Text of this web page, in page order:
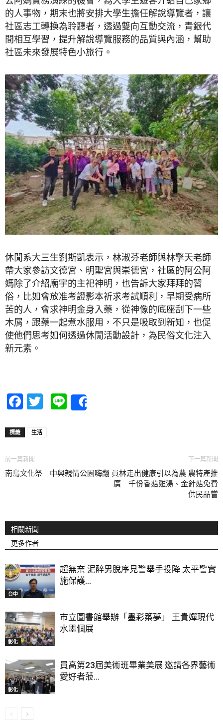
的人事物，期末也將安排大學生擔任解說導覽者，讓
社區志工轉換為聆聽者，透過雙向互動交流，青銀代
間相互學習，提升解說導覽服務的品質與內涵，幫助
社區未來發展特色小旅行。
休閒系大三生劉斯凱表示，林淑芬老師與林擎天老師
帶大家參訪文德宮、明聖宮與崇德宮，社區的阿公阿
媽除了介紹廟宇的主祀神明，也告訴大家拜拜的習
俗，比如會放准考證影本祈求考試順利，早期受病所
苦的人，會求神明金身入藥，從神像的底座刮下一些
木屑，跟藥一起煮水服用，不只是吸取到新知，也促
使他們思考如何透過休閒活動設計，為民俗文化注入
新元素。
Facebook
Twitter
Line
標籤 生活
前一篇新聞
南島文化祭 中興親情公園嗨翻
下一篇新聞
員林走出健康引以為農 農特產推
廣 千份香菇雞湯、金針菇免費
供民品嘗
相關新聞
更多作者
台中
超無奈 泥醉男脫序見警舉手投降 太平警實
施保護...
彰化
市立圖書館舉辦「墨彩築夢」 王貴嬋現代
水墨個展
彰化
員高第23屆美術班畢業美展 邀請各界藝術
愛好者蒞...